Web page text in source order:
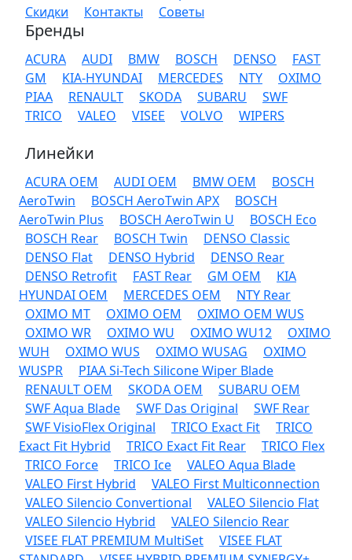
Скидки
Контакты Советы
Бренды
ACURA AUDI BMW BOSCH DENSO
FAST
GM
KIA-HYUNDAI MERCEDES NTY
OXIMO
PIAA
RENAULT SKODA SUBARU
SWF
TRICO
VALEO VISEE VOLVO WIPERS
Линейки
ACURA OEM AUDI OEM BMW OEM
BOSCH
AeroTwin
BOSCH AeroTwin APX
BOSCH
AeroTwin Plus
BOSCH AeroTwin U
BOSCH Eco
BOSCH Rear
BOSCH Twin
DENSO Classic
DENSO Flat
DENSO Hybrid
DENSO Rear
DENSO Retrofit
FAST Rear GM OEM
KIA
HYUNDAI OEM
MERCEDES OEM
NTY Rear
OXIMO MT
OXIMO OEM
OXIMO OEM WUS
OXIMO WR
OXIMO WU OXIMO WU12
OXIMO
WUH
OXIMO WUS OXIMO WUSAG
OXIMO
WUSPR
PIAA Si-Tech Silicone Wiper Blade
RENAULT OEM
SKODA OEM
SUBARU OEM
SWF Aqua Blade
SWF Das Original
SWF Rear
SWF VisioFlex Original
TRICO Exact Fit
TRICO
Exact Fit Hybrid
TRICO Exact Fit Rear
TRICO Flex
TRICO Force
TRICO Ice
VALEO Aqua Blade
VALEO First Hybrid
VALEO First Multiconnection
VALEO Silencio Convertional
VALEO Silencio Flat
VALEO Silencio Hybrid
VALEO Silencio Rear
VISEE FLAT PREMIUM MultiSet
VISEE FLAT